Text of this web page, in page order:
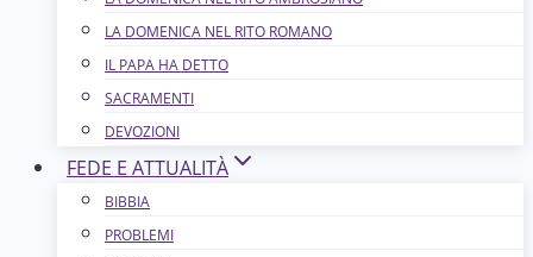
LA DOMENICA NEL RITO ROMANO
IL PAPA HA DETTO
SACRAMENTI
DEVOZIONI
FEDE E ATTUALITÀ
BIBBIA
PROBLEMI